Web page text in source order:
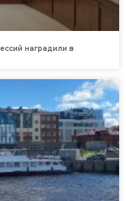
наградили в